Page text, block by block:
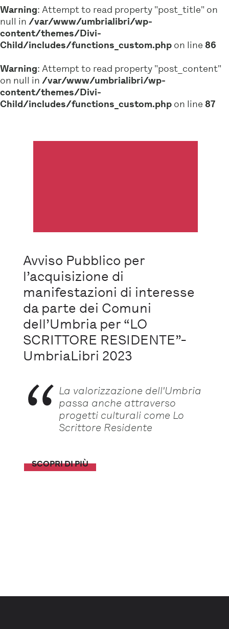
Warning: Attempt to read property "post_title" on
null in /var/www/umbrialibri/wp-
content/themes/Divi-
Child/includes/functions_custom.php on line 86
Warning: Attempt to read property "post_content"
on null in /var/www/umbrialibri/wp-
content/themes/Divi-
Child/includes/functions_custom.php on line 87
Avviso Pubblico per
l’acquisizione di
manifestazioni di interesse
da parte dei Comuni
dell’Umbria per “LO
SCRITTORE RESIDENTE”-
UmbriaLibri 2023
La valorizzazione dell'Umbria
passa anche attraverso
progetti culturali come Lo
Scrittore Residente
SCOPRI DI PIÙ